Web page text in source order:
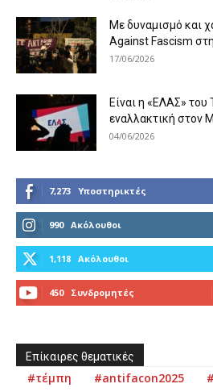
Με δυναμισμό και
Against Fascism
17/06/2026
Είναι η «ΕΛΑΣ»
εναλλακτική στον
04/06/2026
7,273 Υποστηρικτές
990 Ακόλουθοι
1,118 Ακόλουθοι
450 Συνδρομητές
Επίκαιρες θεματικές
#τέμπη #antifacon2025